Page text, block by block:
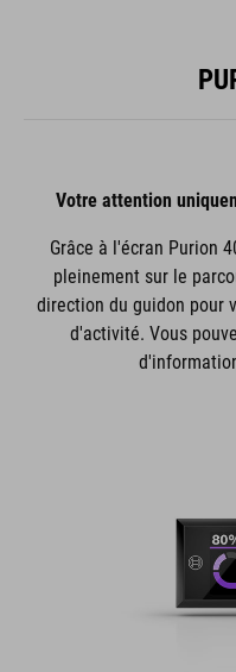
Votre attention
Grâce à l'écran Purion
pleinement sur le
direction du guidon pour
d'activité. Vous